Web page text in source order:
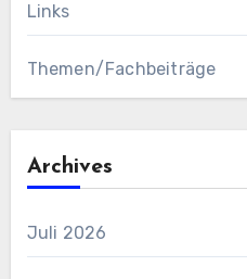
Links
Themen/Fachbeiträge
Archives
Juli 2026